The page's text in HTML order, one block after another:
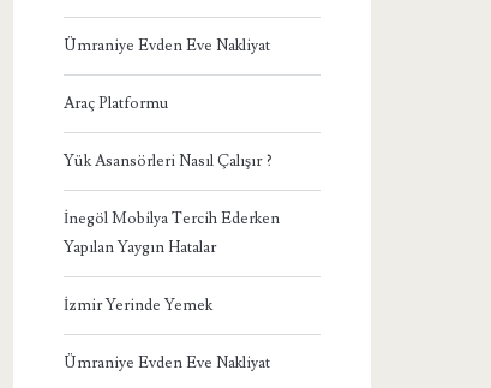
Ümraniye Evden Eve Nakliyat
Araç Platformu
Yük Asansörleri Nasıl Çalışır ?
İnegöl Mobilya Tercih Ederken
Yapılan Yaygın Hatalar
İzmir Yerinde Yemek
Ümraniye Evden Eve Nakliyat